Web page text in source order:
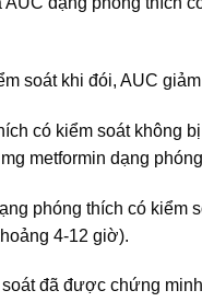
soát khi đói, AUC
có kiểm soát không
metformin dạng
phóng thích có kiểm
4-12 giờ).
đã được chứng